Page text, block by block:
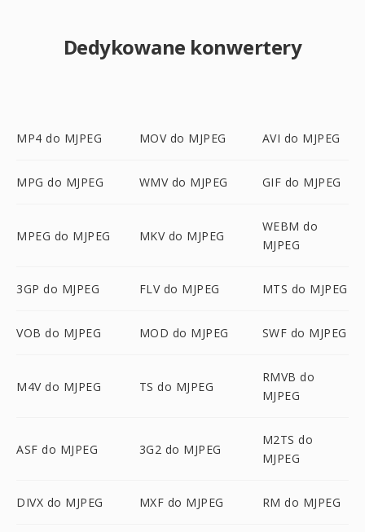
Dedykowane konwertery
MP4 do MJPEG MOV do MJPEG AVI do MJPEG
MPG do MJPEG WMV do MJPEG GIF do MJPEG
MPEG do MJPEG MKV do MJPEG
WEBM do
MJPEG
3GP do MJPEG FLV do MJPEG MTS do MJPEG
VOB do MJPEG MOD do MJPEG SWF do MJPEG
M4V do MJPEG TS do MJPEG
RMVB do
MJPEG
ASF do MJPEG 3G2 do MJPEG
M2TS do
MJPEG
DIVX do MJPEG MXF do MJPEG RM do MJPEG